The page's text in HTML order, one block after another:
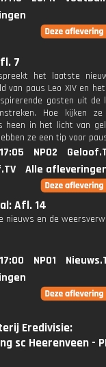
7
het laatste
van paus Leo XIV en
gasten uit de
Hoe kijken
heen in het licht van
ze een tip voor
NPO2
Alle
Afl. 14
nieuws en de
NPO1
Eredivisie:
sc Heerenveen -